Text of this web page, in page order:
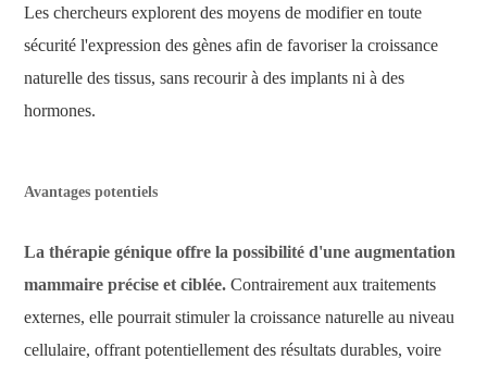
Les chercheurs explorent des moyens de modifier en toute
sécurité l'expression des gènes afin de favoriser la croissance
naturelle des tissus, sans recourir à des implants ni à des
hormones.
Avantages potentiels
La thérapie génique offre la possibilité d'une augmentation
mammaire précise et ciblée. Contrairement aux traitements
externes, elle pourrait stimuler la croissance naturelle au niveau
cellulaire, offrant potentiellement des résultats durables, voire